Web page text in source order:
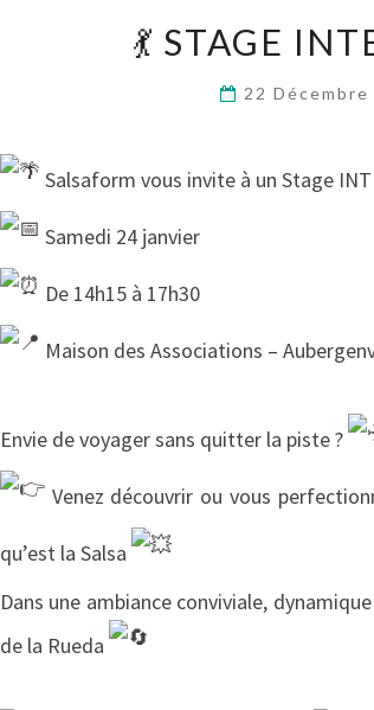
💃 STAGE
22
Salsaform vous invite à un Stage
Samedi 24 janvier
De 14h15 à 17h30
Maison des Associations –
Envie de voyager sans quitter la piste ?
Venez découvrir ou vous
qu’est la Salsa
Dans une ambiance conviviale,
de la Rueda